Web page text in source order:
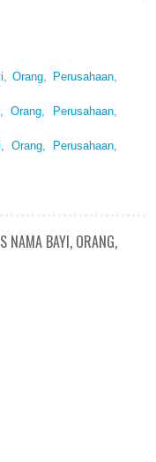
Orang, Perusahaan,
Perusahaan,
Perusahaan,
NAMA BAYI, ORANG,